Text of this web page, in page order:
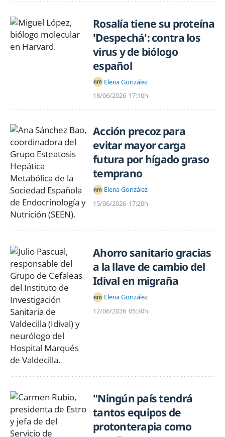
Rosalía tiene su proteína
'Despechá': contra los
virus y de biólogo
español
Elena González
18/06/2026 17:10h
Acción precoz para
evitar mayor carga
futura por hígado graso
temprano
Elena González
15/06/2026 17:20h
Ahorro sanitario gracias
a la llave de cambio del
Idival en migraña
Elena González
12/06/2026 05:30h
"Ningún país tendrá
tantos equipos de
protonterapia como